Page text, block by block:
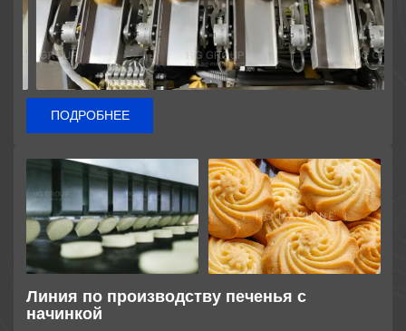
ПОДРОБНЕЕ
Линия по производству печенья с
начинкой